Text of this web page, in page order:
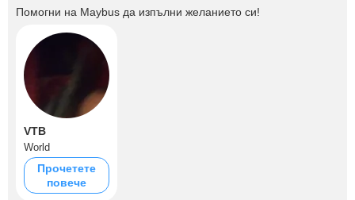
Помогни на Maybus да изпълни желанието си!
VTB
World
Прочетете
повече